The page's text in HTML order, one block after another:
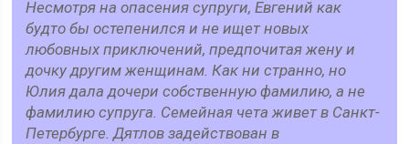
Несмотря на опасения супруги, Евгений как
будто бы остепенился и не ищет новых
любовных приключений, предпочитая жену и
дочку другим женщинам. Как ни странно, но
Юлия дала дочери собственную фамилию, а не
фамилию супруга. Семейная чета живет в Санкт-
Петербурге. Дятлов задействован в